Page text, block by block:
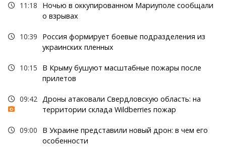
11:18
Ночью в оккупированном Мариуполе сообщали
о взрывах
10:39
Россия формирует боевые подразделения из
украинских пленных
10:15
В Крыму бушуют масштабные пожары после
прилетов
09:42 Дроны атаковали Свердловскую область: на
территории склада Wildberries пожар
09:00
В Украине представили новый дрон: в чем его
особенности